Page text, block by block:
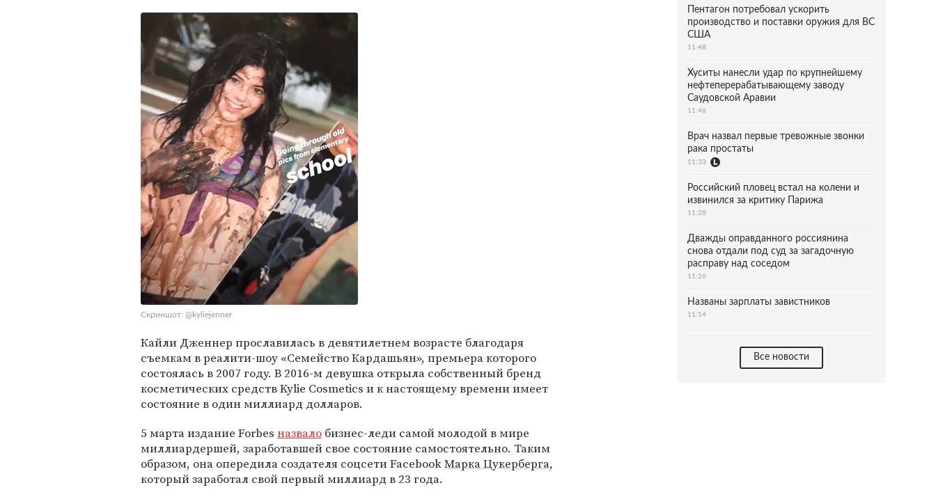
Скриншот: @kyliejenner
Кайли Дженнер прославилась в девятилетнем возрасте благодаря
съемкам в реалити-шоу «Семейство Кардашьян», премьера которого
состоялась в 2007 году. В 2016-м девушка открыла собственный бренд
косметических средств Kylie Cosmetics и к настоящему времени имеет
состояние в один миллиард долларов.
5 марта издание Forbes назвало бизнес-леди самой молодой в мире
миллиардершей, заработавшей свое состояние самостоятельно. Таким
образом, она опередила создателя соцсети FacebookМарка Цукерберга,
который заработал свой первый миллиард в 23 года.
Пентагон потребовал ускорить
производство и поставки оружия для ВС
США
11:48
Хуситы нанесли удар по крупнейшему
нефтеперерабатывающему заводу
Саудовской Аравии
11:46
Врач назвал первые тревожные звонки
рака простаты
11:33
Российский пловец встал на колени и
извинился за критику Парижа
11:28
Дважды оправданного россиянина
снова отдали под суд за загадочную
расправу над соседом
11:26
Названы зарплаты завистников
11:14
Все новости